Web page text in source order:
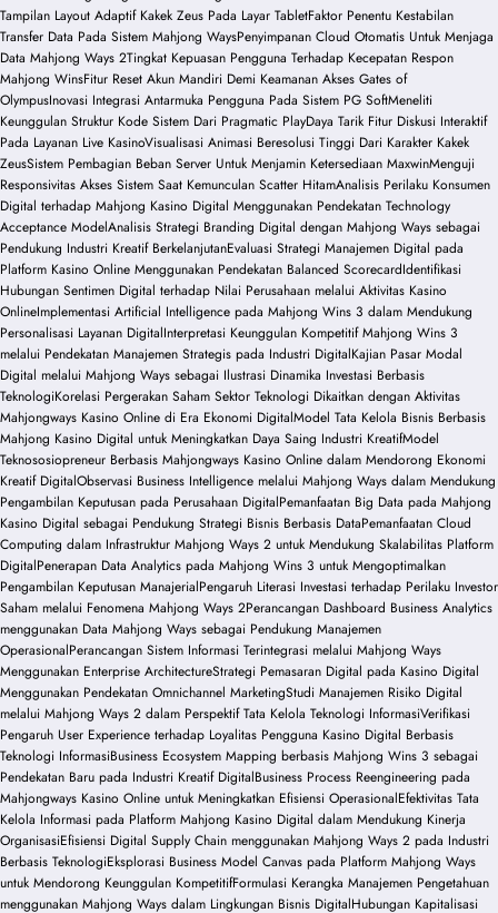
Tampilan Layout Adaptif Kakek Zeus Pada Layar TabletFaktor Penentu Kestabilan
Transfer Data Pada Sistem Mahjong WaysPenyimpanan Cloud Otomatis Untuk Menjaga
Data Mahjong Ways 2Tingkat Kepuasan Pengguna Terhadap Kecepatan Respon
Mahjong WinsFitur Reset Akun Mandiri Demi Keamanan Akses Gates of
OlympusInovasi Integrasi Antarmuka Pengguna Pada Sistem PG SoftMeneliti
Keunggulan Struktur Kode Sistem Dari Pragmatic PlayDaya Tarik Fitur Diskusi Interaktif
Pada Layanan Live KasinoVisualisasi Animasi Beresolusi Tinggi Dari Karakter Kakek
ZeusSistem Pembagian Beban Server Untuk Menjamin Ketersediaan MaxwinMenguji
Responsivitas Akses Sistem Saat Kemunculan Scatter HitamAnalisis Perilaku Konsumen
Digital terhadap Mahjong Kasino Digital Menggunakan Pendekatan Technology
Acceptance ModelAnalisis Strategi Branding Digital dengan Mahjong Ways sebagai
Pendukung Industri Kreatif BerkelanjutanEvaluasi Strategi Manajemen Digital pada
Platform Kasino Online Menggunakan Pendekatan Balanced ScorecardIdentifikasi
Hubungan Sentimen Digital terhadap Nilai Perusahaan melalui Aktivitas Kasino
OnlineImplementasi Artificial Intelligence pada Mahjong Wins 3 dalam Mendukung
Personalisasi Layanan DigitalInterpretasi Keunggulan Kompetitif Mahjong Wins 3
melalui Pendekatan Manajemen Strategis pada Industri DigitalKajian Pasar Modal
Digital melalui Mahjong Ways sebagai Ilustrasi Dinamika Investasi Berbasis
TeknologiKorelasi Pergerakan Saham Sektor Teknologi Dikaitkan dengan Aktivitas
Mahjongways Kasino Online di Era Ekonomi DigitalModel Tata Kelola Bisnis Berbasis
Mahjong Kasino Digital untuk Meningkatkan Daya Saing Industri KreatifModel
Teknososiopreneur Berbasis Mahjongways Kasino Online dalam Mendorong Ekonomi
Kreatif DigitalObservasi Business Intelligence melalui Mahjong Ways dalam Mendukung
Pengambilan Keputusan pada Perusahaan DigitalPemanfaatan Big Data pada Mahjong
Kasino Digital sebagai Pendukung Strategi Bisnis Berbasis DataPemanfaatan Cloud
Computing dalam Infrastruktur Mahjong Ways 2 untuk Mendukung Skalabilitas Platform
DigitalPenerapan Data Analytics pada Mahjong Wins 3 untuk Mengoptimalkan
Pengambilan Keputusan ManajerialPengaruh Literasi Investasi terhadap Perilaku Investor
Saham melalui Fenomena Mahjong Ways 2Perancangan Dashboard Business Analytics
menggunakan Data Mahjong Ways sebagai Pendukung Manajemen
OperasionalPerancangan Sistem Informasi Terintegrasi melalui Mahjong Ways
Menggunakan Enterprise ArchitectureStrategi Pemasaran Digital pada Kasino Digital
Menggunakan Pendekatan Omnichannel MarketingStudi Manajemen Risiko Digital
melalui Mahjong Ways 2 dalam Perspektif Tata Kelola Teknologi InformasiVerifikasi
Pengaruh User Experience terhadap Loyalitas Pengguna Kasino Digital Berbasis
Teknologi InformasiBusiness Ecosystem Mapping berbasis Mahjong Wins 3 sebagai
Pendekatan Baru pada Industri Kreatif DigitalBusiness Process Reengineering pada
Mahjongways Kasino Online untuk Meningkatkan Efisiensi OperasionalEfektivitas Tata
Kelola Informasi pada Platform Mahjong Kasino Digital dalam Mendukung Kinerja
OrganisasiEfisiensi Digital Supply Chain menggunakan Mahjong Ways 2 pada Industri
Berbasis TeknologiEksplorasi Business Model Canvas pada Platform Mahjong Ways
untuk Mendorong Keunggulan KompetitifFormulasi Kerangka Manajemen Pengetahuan
menggunakan Mahjong Ways dalam Lingkungan Bisnis DigitalHubungan Kapitalisasi